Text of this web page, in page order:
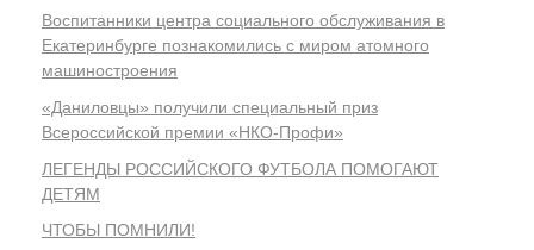
Воспитанники центра социального обслуживания в
Екатеринбурге познакомились с миром атомного
машиностроения
«Даниловцы» получили специальный приз
Всероссийской премии «НКО-Профи»
ЛЕГЕНДЫ РОССИЙСКОГО ФУТБОЛА ПОМОГАЮТ
ДЕТЯМ
ЧТОБЫ ПОМНИЛИ!